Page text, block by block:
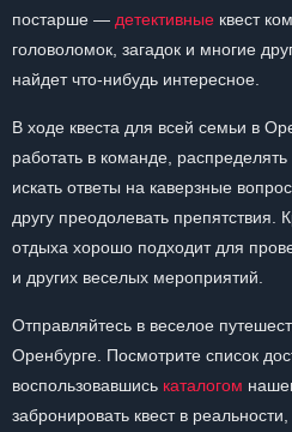
постарше — детективные квест
головоломок, загадок и многие
найдет что-нибудь интересное.
В ходе квеста для всей семьи в
работать в команде,
искать ответы на каверзные
другу преодолевать
отдыха хорошо подходит для
и других веселых мероприятий.
Отправляйтесь в веселое
Оренбурге. Посмотрите список
воспользовавшись каталогом
забронировать квест в